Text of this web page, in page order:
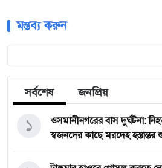
মন্তব্য করুন
সর্বশেষ জনপ্রিয়
‎ওসমানীনগরের বাস দুর্ঘটনা:
স্বজনদের কাছে মরদেহ হস্তান্তর
১